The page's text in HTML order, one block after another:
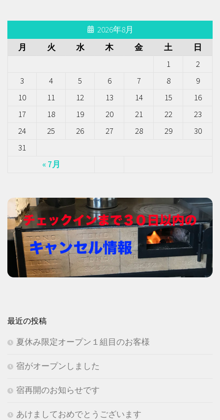
2026年8月
月
火 水 木 金 土 日
« 7月
1
2
3
4 5 6 7 8
9
10
11 12 13 14 15
16
17
18 19 20 21 22
23
24
25 26 27 28 29
30
31
最近の投稿
夏休み限定オープン１組目のお客様
宿がオープンしました
宿再開のお知らせです
あけましておめでとうございます